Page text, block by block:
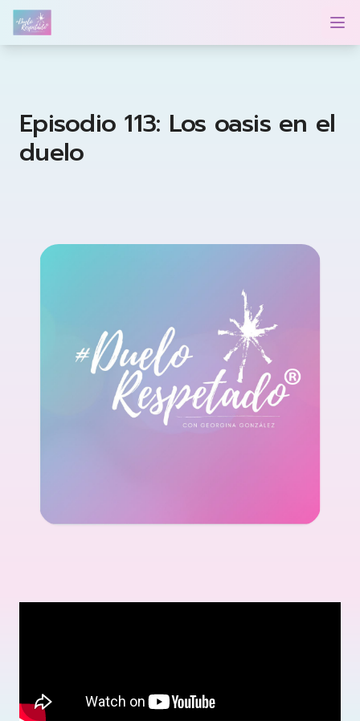
Duelo Respetado Podcast con Georgina González
Episodio 113: Los oasis en el
duelo